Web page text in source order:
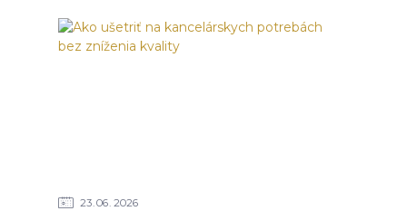
23 06 2026